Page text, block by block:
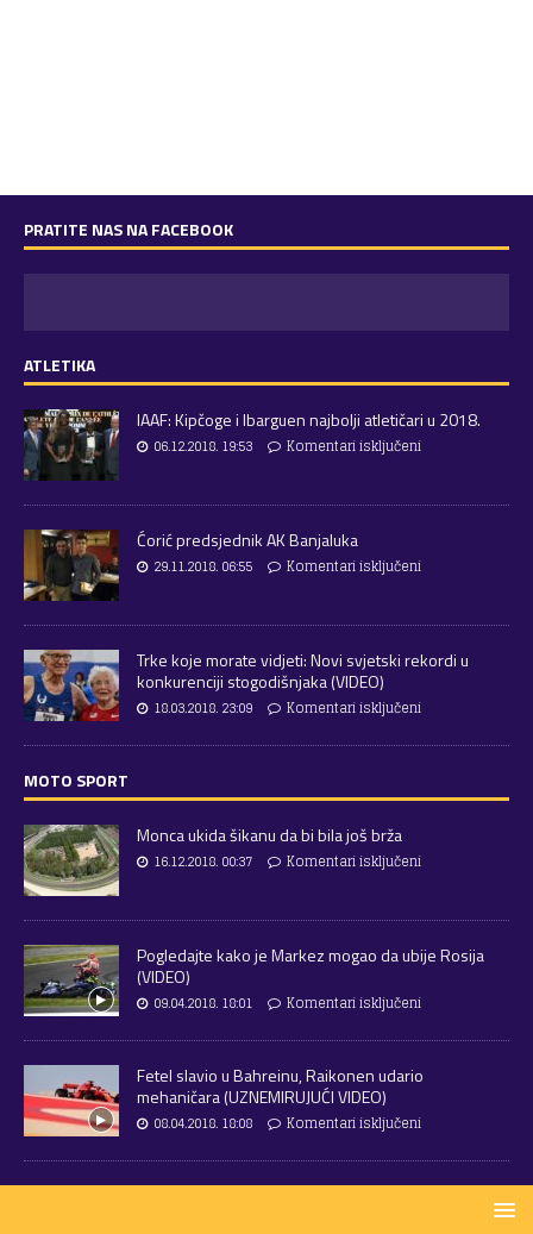
PRATITE NAS NA FACEBOOK
ATLETIKA
IAAF: Kipčoge i Ibarguen najbolji atletičari u 2018.
06.12.2018. 19:53 Komentari isključeni
Ćorić predsjednik AK Banjaluka
29.11.2018. 06:55 Komentari isključeni
Trke koje morate vidjeti: Novi svjetski rekordi u
konkurenciji stogodišnjaka (VIDEO)
18.03.2018. 23:09 Komentari isključeni
MOTO SPORT
Monca ukida šikanu da bi bila još brža
16.12.2018. 00:37 Komentari isključeni
Pogledajte kako je Markez mogao da ubije Rosija
(VIDEO)
09.04.2018. 18:01 Komentari isključeni
Fetel slavio u Bahreinu, Raikonen udario
mehaničara (UZNEMIRUJUĆI VIDEO)
08.04.2018. 18:08 Komentari isključeni